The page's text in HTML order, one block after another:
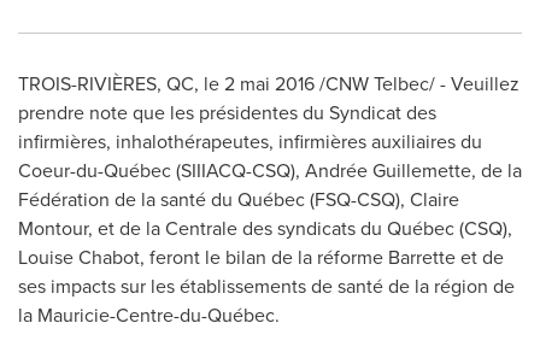
TROIS-RIVIÈRES, QC, le 2 mai 2016 /CNW Telbec/ - Veuillez
prendre note que les présidentes du Syndicat des
infirmières, inhalothérapeutes, infirmières auxiliaires du
Coeur-du-Québec (SIIIACQ-CSQ), Andrée Guillemette, de la
Fédération de la santé du Québec (FSQ-CSQ), Claire
Montour, et de la Centrale des syndicats du Québec (CSQ),
Louise Chabot, feront le bilan de la réforme Barrette et de
ses impacts sur les établissements de santé de la région de
la Mauricie-Centre-du-Québec.